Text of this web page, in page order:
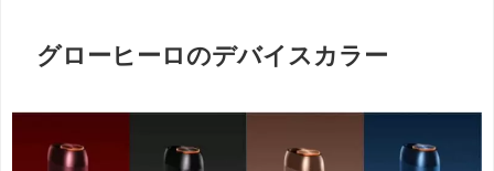
グローヒーロのデバイスカラー